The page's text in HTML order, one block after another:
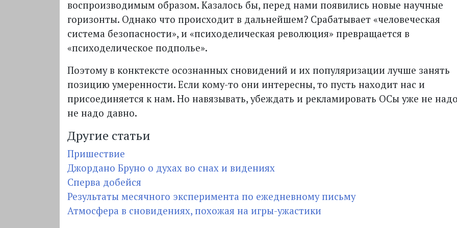
воспроизводимым образом. Казалось бы, перед нами появились новые научные
горизонты. Однако что происходит в дальнейшем? Срабатывает «человеческая
система безопасности», и «психоделическая революция» превращается в
«психоделическое подполье».
Поэтому в конктексте осознанных сновидений и их популяризации лучше занять
позицию умеренности. Если кому-то они интересны, то пусть находит нас и
присоединяется к нам. Но навязывать, убеждать и рекламировать ОСы уже не
не надо давно.
Другие статьи
Пришествие
Джордано Бруно о духах во снах и видениях
Сперва добейся
Результаты месячного эксперимента по ежедневному письму
Атмосфера в сновидениях, похожая на игры-ужастики